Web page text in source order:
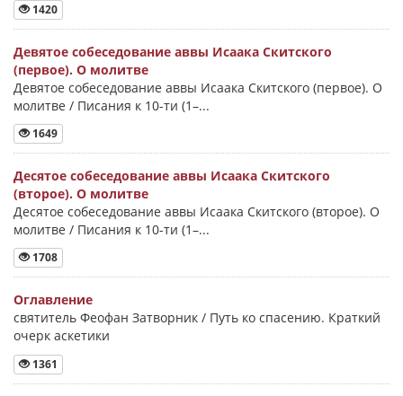
1420
Девятое собеседование аввы Исаака Скитского
(первое). О молитве
Девятое собеседование аввы Исаака Скитского (первое). О
молитве / Писания к 10-ти (1–...
1649
Десятое собеседование аввы Исаака Скитского
(второе). О молитве
Десятое собеседование аввы Исаака Скитского (второе). О
молитве / Писания к 10-ти (1–...
1708
Оглавление
святитель Феофан Затворник / Путь ко спасению. Краткий
очерк аскетики
1361